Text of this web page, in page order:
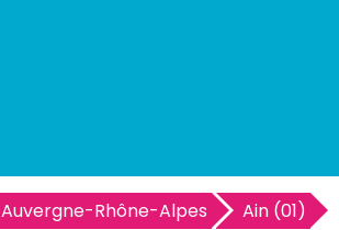
Auvergne-Rhône-Alpes
Ain (01)